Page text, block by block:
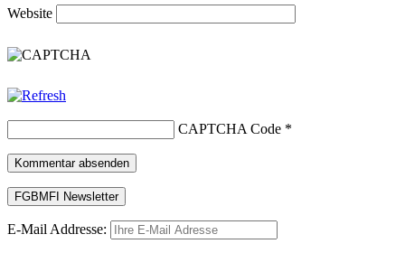
Website
CAPTCHA Code *
E-Mail Addresse: